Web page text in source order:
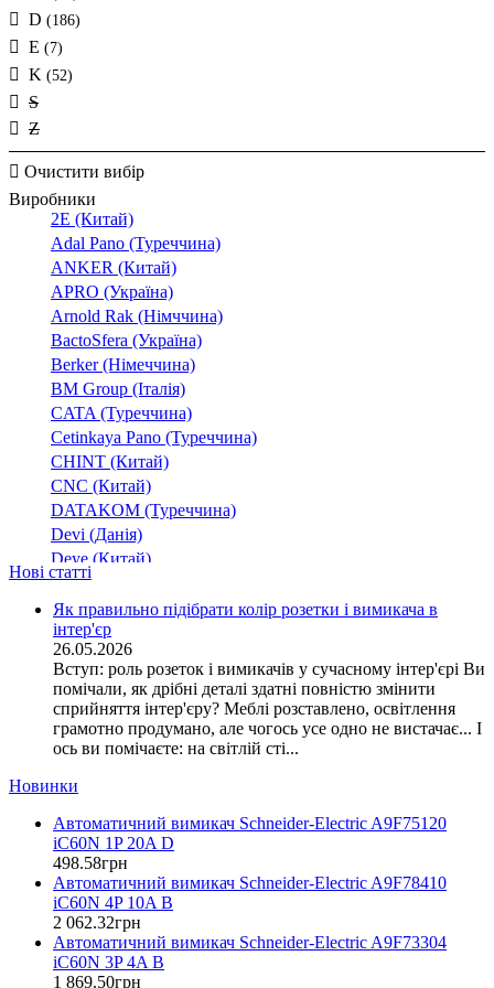
M-DC-100
M-DC-63
MB
MC
MT100
MTHP160
NB1-63(42)
NB1-63DC
NB1-63H
NBN
NCN(15)
NDN(9)
NRN(12)
NSN
NXB-125
NXB-63(13)
OSP-10
OSP-6
PL4
PL6
PL7(5)
PLHT
Resi9(8)
SB-M8(27)
ST 68 AC
UProfi
UTrust
ВА-2003
ВА1-63
ВА18-60(18)
ВА27-100(6)
ВА47-100(5)
ВА47-150
ВА47-29 (12)
ВА47-29 GENERICA
D (186)
E (7)
K (52)
S
Z
Очистити вибір
Виробники
2E (Китай)
Adal Pano (Туреччина)
ANKER (Китай)
APRO (Україна)
Arnold Rak (Німччина)
BactoSfera (Україна)
Berker (Німеччина)
BM Group (Італія)
CATA (Туреччина)
Cetinkaya Pano (Туреччина)
CHINT (Китай)
CNC (Китай)
DATAKOM (Туреччина)
Devi (Данія)
Deye (Китай)
DigiTop (Україна)
DKC (Україна)
Dyness (Китай)
E.NEXT (Україна)
EAE Electric
Eastron (Китай)
Eaton (США)
ElectrO (Україна)
EON (Таїланд)
ETI (Словенія)
ETREL (Словенія)
Evrosvet (Україна)
Extherm (Німеччина)
F&F (Польща)
FRER (Італія)
Нові статті
Як правильно підібрати колір розетки і вимикача в
інтер'єр
26.05.2026
Вступ: роль розеток і вимикачів у сучасному інтер'єрі Ви
помічали, як дрібні деталі здатні повністю змінити
сприйняття інтер'єру? Меблі розставлено, освітлення
грамотно продумано, але чогось усе одно не вистачає... І
ось ви помічаєте: на світлій сті...
Новинки
Автоматичний вимикач Schneider-Electric A9F75120
iC60N 1P 20A D
498.58грн
Автоматичний вимикач Schneider-Electric A9F78410
iC60N 4P 10A B
2 062.32грн
Автоматичний вимикач Schneider-Electric A9F73304
iC60N 3P 4A B
1 869.50грн